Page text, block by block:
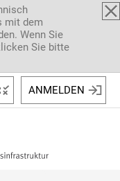
mit dem
Wenn Sie
Sie bitte
ANMELDEN